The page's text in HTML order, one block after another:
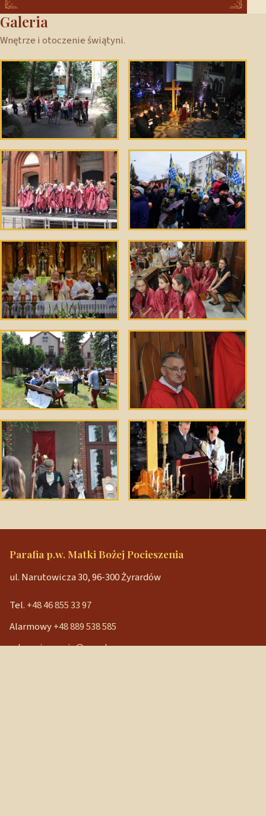
Galeria
Wnętrze i otoczenie świątyni.
Parafia p.w. Matki Bożej Pocieszenia
ul. Narutowicza 30, 96-300 Żyrardów
Tel. +48 46 855 33 97
Alarmowy+48 889 538 585
mbpocieszenia@wp.pl